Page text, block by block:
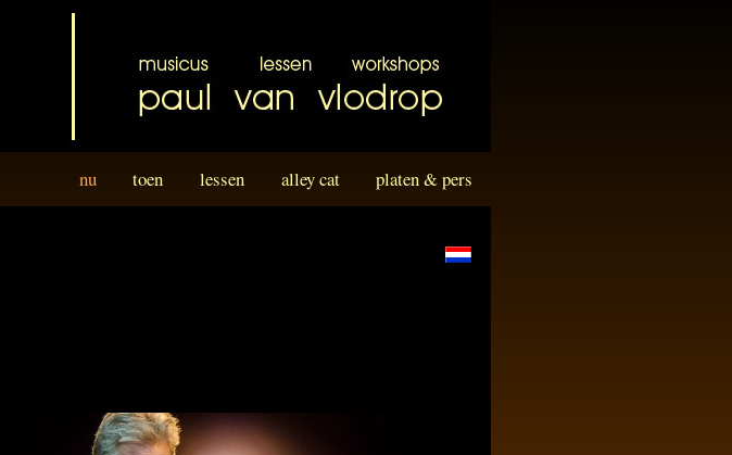
nu toen lessen alley cat platen & pers